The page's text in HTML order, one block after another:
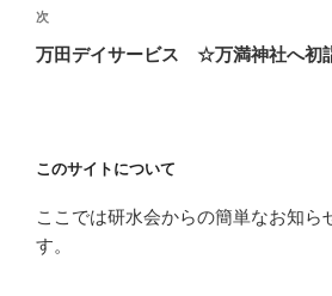
ビ
ゲ
ン
投
稿
次
の
次
万田デイサービス ☆万満神社へ初
このサイトについて
ここでは研水会からの簡単なお知ら
す。